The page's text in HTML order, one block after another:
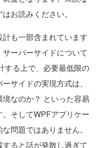
お読みください。
も一部含まれています
ーバーサイドについて
する上で、必要最低限の
サイドの実現方式は、
なのか？ といった容易
そしてWPFアプリケー
問題ではありません。
ると話が発散し過ぎて